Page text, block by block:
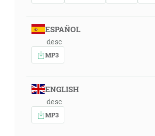
ESPAÑOL
desc
MP3
ENGLISH
desc
MP3